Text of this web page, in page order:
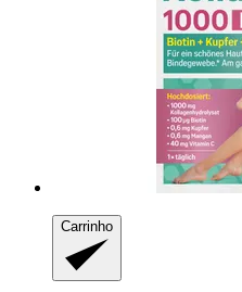
Carrinho